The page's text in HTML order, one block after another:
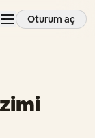
Oturum aç